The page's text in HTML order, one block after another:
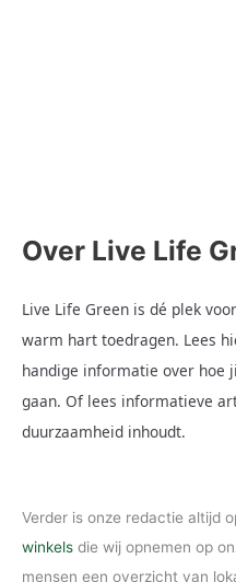
Over Live Life
Live Life Green is dé plek
warm hart toedragen. Lees
handige informatie over hoe
gaan. Of lees informatieve
duurzaamheid inhoudt.
Verder is onze redactie altijd
winkels die wij opnemen op
mensen een overzicht van